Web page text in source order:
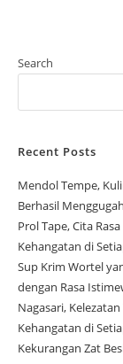
Search
Recent Posts
Mendol Tempe,
Berhasil
Prol Tape, Cita
Kehangatan di
Sup Krim Wortel
dengan Rasa
Nagasari,
Kehangatan di
Kekurangan Zat